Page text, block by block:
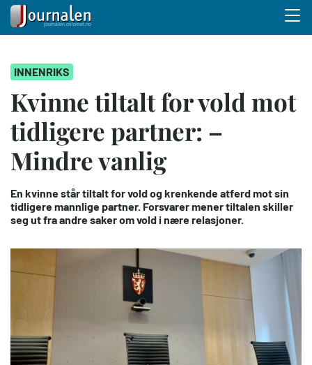
hovedinnhold
INNENRIKS
Kvinne tiltalt for vold mot
tidligere partner: –
Mindre vanlig
En kvinne står tiltalt for vold og krenkende atferd mot sin
tidligere mannlige partner. Forsvarer mener tiltalen skiller
seg ut fra andre saker om vold i nære relasjoner.